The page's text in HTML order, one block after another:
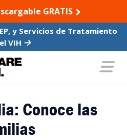
GRATIS
y Servicios de Tratamiento
VIH
Conoce las